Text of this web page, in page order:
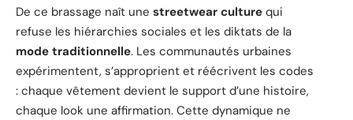
De ce brassage naît une streetwear culture qui
refuse les hiérarchies sociales et les diktats de la
mode traditionnelle. Les communautés urbaines
expérimentent, s’approprient et réécrivent les codes
: chaque vêtement devient le support d’une histoire,
chaque look une affirmation. Cette dynamique ne